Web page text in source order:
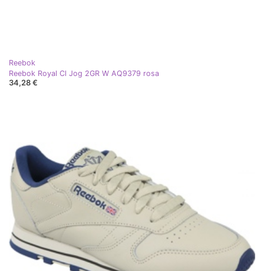
Reebok
Reebok Royal Cl Jog 2GR W AQ9379 rosa
34,28 €